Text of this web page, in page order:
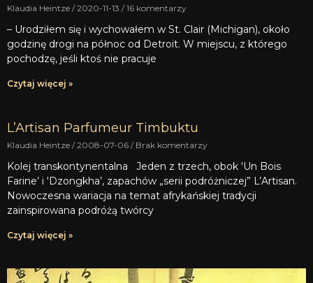
Klaudia Heintze 2020-11-13 16 komentarzy
– Urodziłem się i wychowałem w St. Clair (Michigan), około
godzinę drogi na północ od Detroit. W miejscu, z którego
pochodzę, jeśli ktoś nie pracuje
Czytaj więcej »
L’Artisan Parfumeur Timbuktu
Klaudia Heintze 2008-07-06 Brak komentarzy
Kolej transkontynentalna Jeden z trzech, obok 'Un Bois
Farine’ i 'Dzongkha’, zapachów „serii podróżniczej” L’Artisan.
Nowoczesna wariacja na temat afrykańskiej tradycji
zainspirowana podróżą twórcy
Czytaj więcej »